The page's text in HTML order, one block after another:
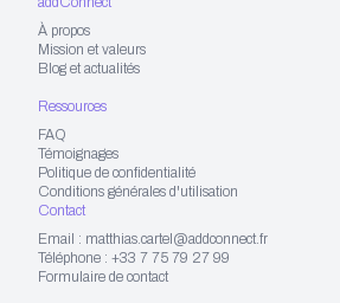
À propos
Mission et valeurs
Blog et actualités
Ressources
FAQ
Témoignages
Politique de confidentialité
Conditions générales d'utilisation
Contact
Email : matthias.cartel@addconnect.fr
Téléphone : +33 7 75 79 27 99
Formulaire de contact